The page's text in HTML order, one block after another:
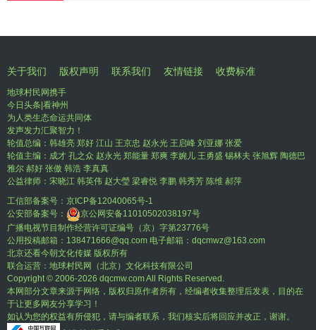
关于我们 版权声明 联系我们 友情链接 收费标准
地球村民网携手
今日头条|看神州
为人类生态命运共同体
发声发力汇聚智力！
轮值总编：韩雄亮 郑好 江山 王京忠 赵永光 王启峰 刘亚娜 张爱
轮值主编：成才 孔之众 赵永光 郑能量 郑爽 李婉儿 王勇盛 锡林夫 张旭辉 陶德巴
雅尔 郝好 张傲 韩浩 李真真
公益律师：宋晓江 韩英伟 赵大瑩 梁睿悦 李鹏 韩秀芳 陈维 郝萍
工信部备案号： 京ICP备12040065号-1
公安部备案号：
京公网安备11010502038197号
广播电视节目制作经营许可证编号（京）字第23776号
公用投稿邮箱：138471666@qq.com 电子邮箱：dqcmwz@163.com
北京还看今朝文化传媒 版权所有
联合运营：地球村民网（北京）文化科技有限公司
Copyright © 2006-2026 dqcmw.com All Rights Reserved.
本网部分文章来源于网络，版权归原作者所有，经编者收集整理后发表，目的在
于让更多网友分享学习！
如认为您的权益有所侵犯，请与编者联系，我们核实后将回应并改正，谢谢。